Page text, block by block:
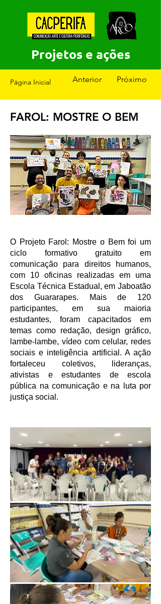
Projetos e ações
Página Inicial Anterior Próximo
FAROL: MOSTRE O BEM
O Projeto Farol: Mostre o Bem foi um
ciclo formativo gratuito em
comunicação para direitos humanos,
com 10 oficinas realizadas em uma
Escola Técnica Estadual, em Jaboatão
dos Guararapes. Mais de 120
participantes, em sua maioria
estudantes, foram capacitados em
temas como redação, design gráfico,
lambe-lambe, vídeo com celular, redes
sociais e inteligência artificial. A ação
fortaleceu coletivos, lideranças,
ativistas e estudantes de escola
pública na comunicação e na luta por
justiça social.